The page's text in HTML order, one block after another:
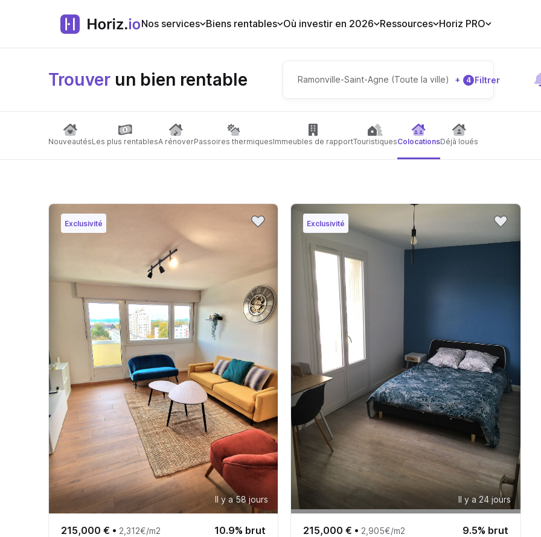
Nos services Biens rentables Où investir en 2026 Ressources Horiz PRO
Trouver un bien rentable Ramonville-Saint-Agne (Toute la ville) + 4 Filtrer
NouveautésLes plus rentablesA rénoverPassoires thermiquesImmeubles de rapportTouristiquesColocationsDéjà loués
Exclusivité
Il y a 58 jours
215,000 € • 2,312€/m2 10.9% brut
Exclusivité
Il y a 24 jours
215,000 € • 2,905€/m2 9.5% brut